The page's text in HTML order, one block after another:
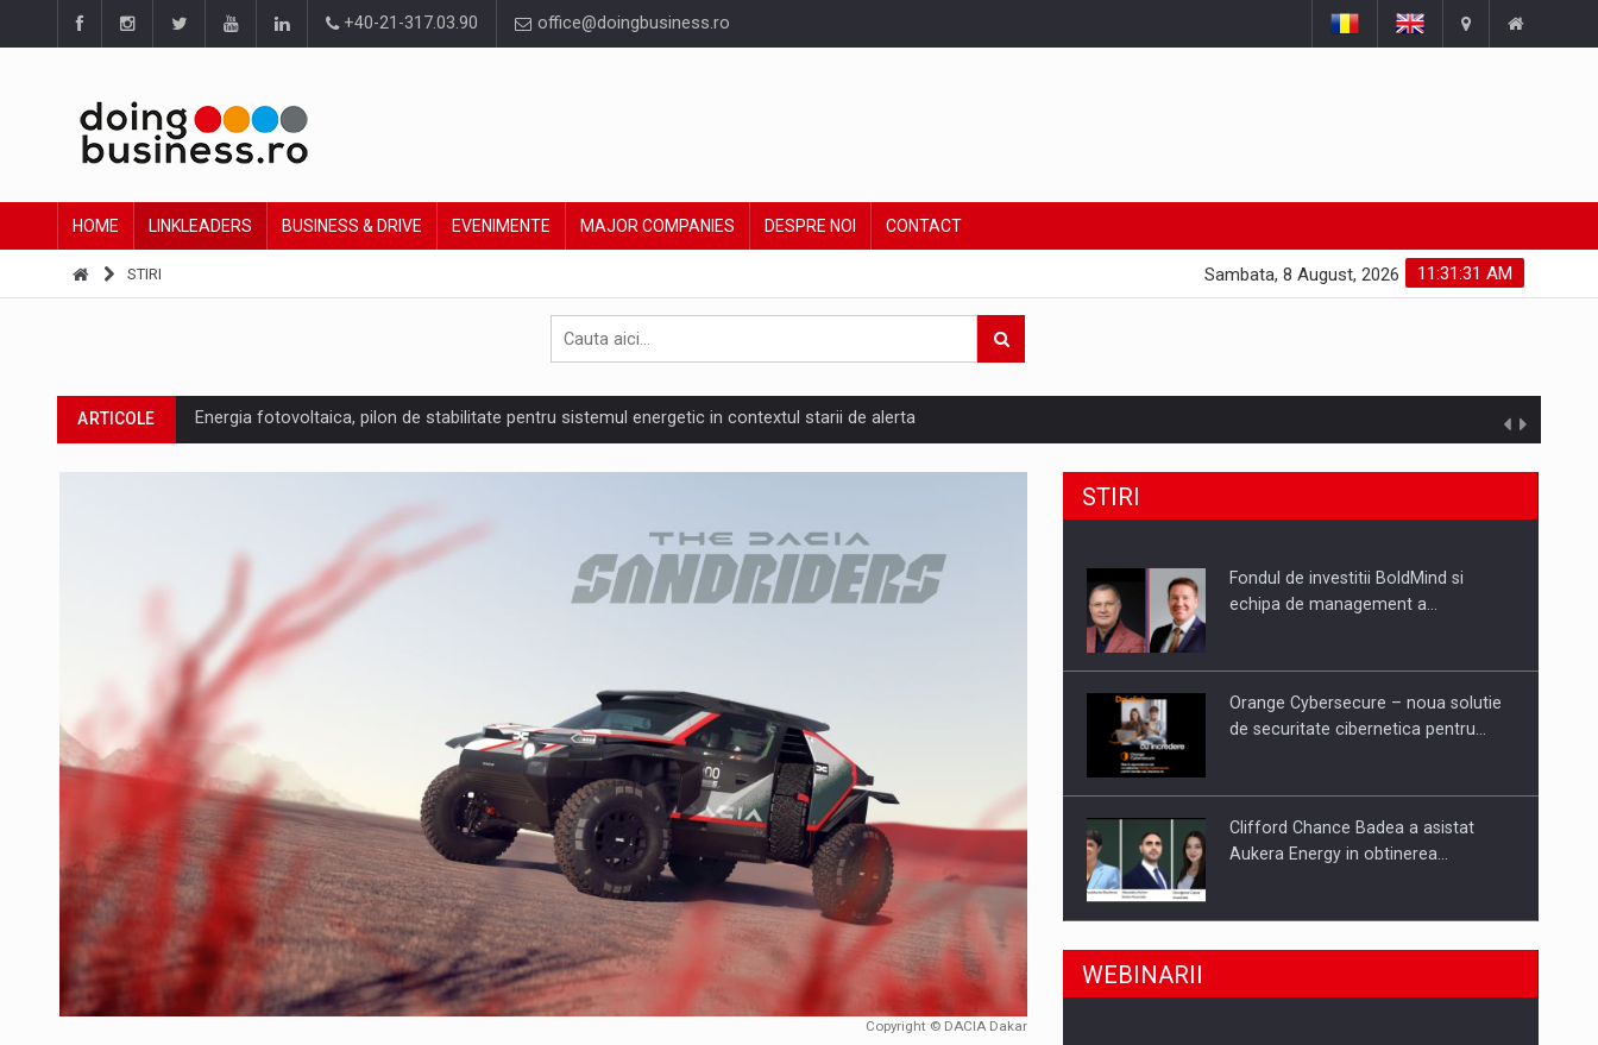
+40-21-317.03.90 office@doingbusiness.ro
HOME LINKLEADERS BUSINESS & DRIVE EVENIMENTE MAJOR COMPANIES DESPRE NOI CONTACT
STIRI 11:31:32 AM
Sambata, 8 August, 2026
ARTICOLE Energia fotovoltaica, pilon de stabilitate pentru sistemul energetic in contextul starii de alerta
ARTICOLE Cum invatam sa spunem nu intr-o cultura care pedepseste granitele?
Ingredient Spotlight: What SKU Level Tracking Reveals About Bakuchiol's Evolution
Producatorii si comerciantii care nu se supun noilor reglementari UE privind ambalajele pot risca retragerea produselor din piata
LEADERSHIP IN MISCARE
CU BATERIILE PERMANENT INCARCATE
INTERVIURI PUTTING ROMANIAN CORPORATE COMPANIES ON THE INTERNATIONAL BUSINESS SCENE
OUR EDGE WILL COME FROM BEING THE MOST DIGITALIZED WHOLESALER IN ROMANIA
INTERVIURI COFFEE IS OUR LOVE LANGUAGE
STIRI Hard Enduro Piatra Craiului 2026, fueled by benzinariile RO concept OSCAR – peste 500 de participanti
STIRI Fondul de investitii BoldMind si echipa de management a Pall-Ex, liderul pietei de transport paletizat din Romania, preiau compania intr-o tranzactie de peste 25…
STIRI RANGE ROVER DEZVALUIE AL CINCILEA MEMBRU AL FAMILIEI: RANGE ROVER GT Copyright © DACIA Dakar
STIRI
Fondul de investitii BoldMind si
echipa de management a…
Orange Cybersecure – noua solutie
de securitate cibernetica pentru…
Clifford Chance Badea a asistat
Aukera Energy in obtinerea…
SAPTE PERSONALITATI DIN MEDIUL
WEBINARII